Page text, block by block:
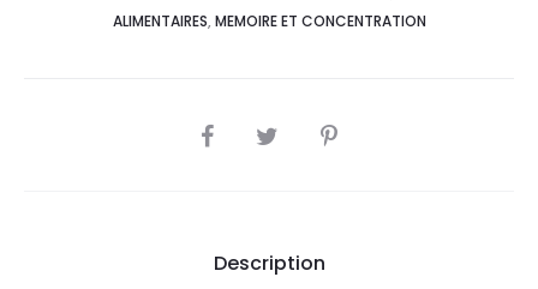
ALIMENTAIRES, MEMOIRE ET CONCENTRATION
SHARE
Description